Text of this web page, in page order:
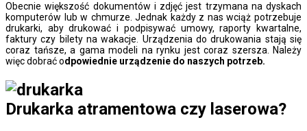
Obecnie większość dokumentów i zdjęć jest trzymana na dyskach
komputerów lub w chmurze. Jednak każdy z nas wciąż potrzebuje
drukarki, aby drukować i podpisywać umowy, raporty kwartalne,
faktury czy bilety na wakacje. Urządzenia do drukowania stają się
coraz tańsze, a gama modeli na rynku jest coraz szersza. Należy
więc dobrać odpowiednie urządzenie do naszych potrzeb.
Drukarka atramentowa czy laserowa?